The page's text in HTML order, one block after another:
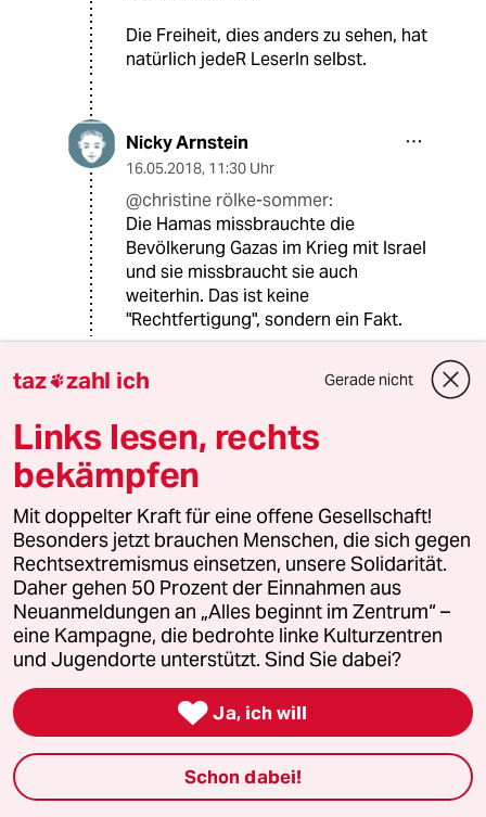
Die Freiheit, dies anders zu sehen, hat
natürlich jedeR LeserIn selbst.
Nicky Arnstein
16.05.2018, 11:30 Uhr
@christine rölke-sommer:
Die Hamas missbrauchte die
Bevölkerung Gazas im Krieg mit Israel
und sie missbraucht sie auch
weiterhin. Das ist keine
"Rechtfertigung", sondern ein Fakt.
15.05.2018,19:49 Uhr
"Für eine gemeinsame palästinensisch-
israelische Zukunft!"
Zu wenig Land, zu viele Menschen. Der Platz
reicht einfach nicht für beide. Israel ist auf die
Besiedlung palästinensischen Gebiets
angewiesen - Paästinas stark wachsende
Bevölkerung braucht Israel als
Siedlungsgebiet.
Demokratie und Sozialismus hilft da auch nicht.
S
taz zahl ich Gerade nicht
Links lesen, rechts
bekämpfen
Mit doppelter Kraft für eine offene Gesellschaft!
Besonders jetzt brauchen Menschen, die sich gegen
Rechtsextremismus einsetzen, unsere Solidarität.
Daher gehen 50 Prozent der Einnahmen aus
Neuanmeldungen an „Alles beginnt im Zentrum“ –
eine Kampagne, die bedrohte linke Kulturzentren
und Jugendorte unterstützt. Sind Sie dabei?
 Ja, ich will
Schon dabei!